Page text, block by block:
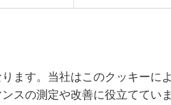
ます。当社はこのクッキー
スの測定や改善に役立ててい